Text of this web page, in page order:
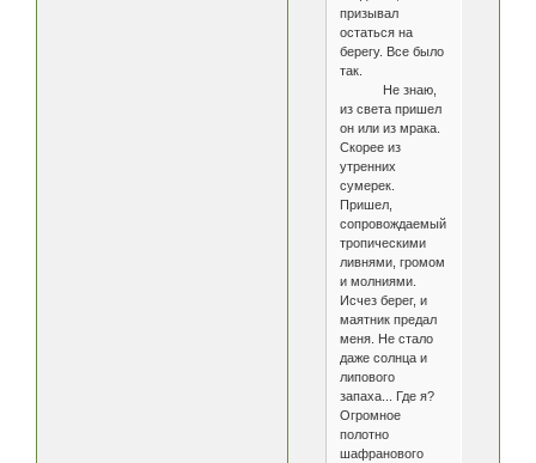
призывал
остаться на
берегу. Все было
так.
Не знаю,
из света пришел
он или из мрака.
Скорее из
утренних
сумерек.
Пришел,
сопровождаемый
тропическими
ливнями, громом
и молниями.
Исчез берег, и
маятник предал
меня. Не стало
даже солнца и
липового
запаха... Где я?
Огромное
полотно
шафранового